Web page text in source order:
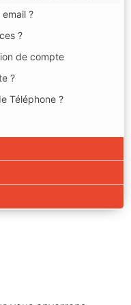
?
?
de compte
?
Téléphone ?